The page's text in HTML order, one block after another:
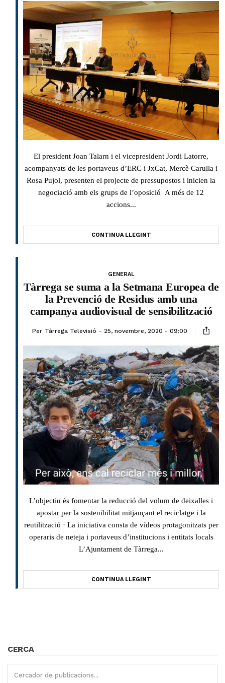
El president Joan Talarn i el vicepresident Jordi Latorre,
acompanyats de les portaveus d’ERC i JxCat, Mercè Carulla i
Rosa Pujol, presenten el projecte de pressupostos i inicien la
negociació amb els grups de l’oposició A més de 12
accions...
CONTINUA LLEGINT
GENERAL
Tàrrega se suma a la Setmana Europea de
la Prevenció de Residus amb una
campanya audiovisual de sensibilització
Per Tàrrega Televisió 25, novembre, 2020 - 09:00
L’objectiu és fomentar la reducció del volum de deixalles i
apostar per la sostenibilitat mitjançant el reciclatge i la
reutilització · La iniciativa consta de vídeos protagonitzats per
operaris de neteja i portaveus d’institucions i entitats locals
L’Ajuntament de Tàrrega...
CONTINUA LLEGINT
CERCA